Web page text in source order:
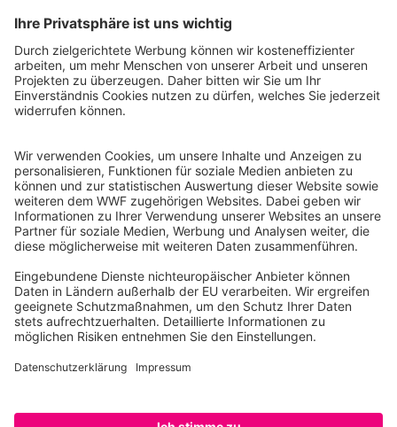
WWF Deutschland
Reinhardtstr. 18
10117 Berlin
Ihre Spende kann steuerlich geltend gemacht werden
Registriert als Stiftung WWF Deutschland, Senatsverwaltung für
Justiz Berlin, Az: 3416/976/2
Umsatzsteuer-Identifikationsnummer: DE 114236103
Freistellungsbescheid: Als gemeinnützige Körperschaft befreit
von der Körperschaftssteuer gem. §5 I 9 KStg. unter der
Steuernummer 27/641/09321